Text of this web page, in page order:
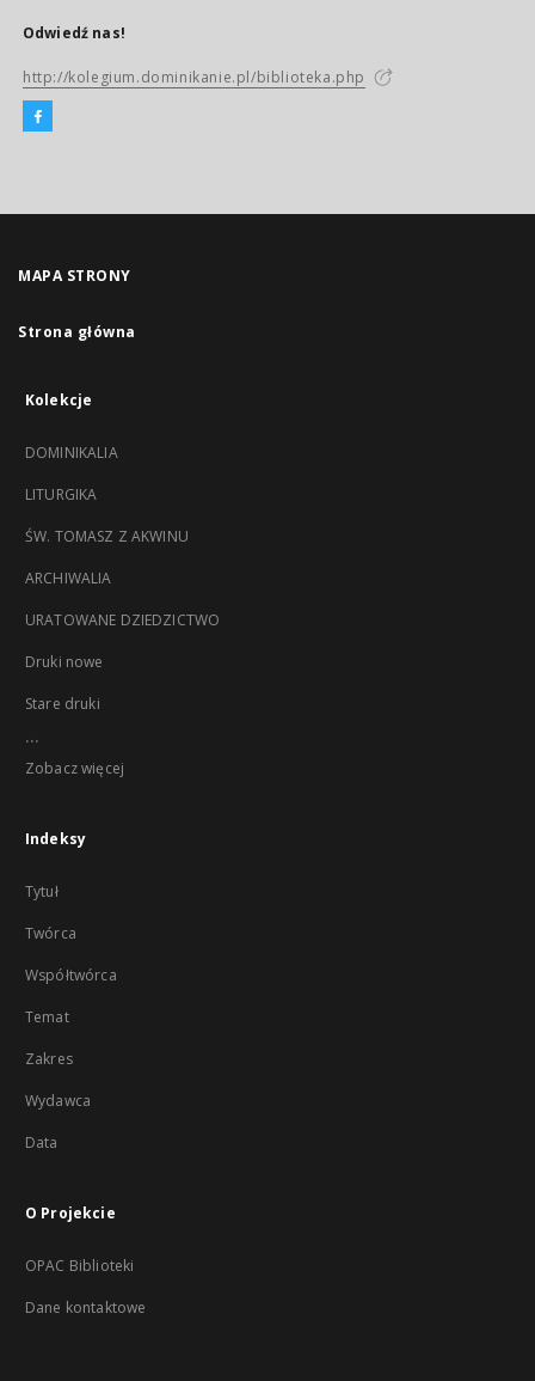
Odwiedź nas!
http://kolegium.dominikanie.pl/biblioteka.php
MAPA STRONY
Strona główna
Kolekcje
DOMINIKALIA
LITURGIKA
ŚW. TOMASZ Z AKWINU
ARCHIWALIA
URATOWANE DZIEDZICTWO
Druki nowe
Stare druki
...
Zobacz więcej
Indeksy
Tytuł
Twórca
Współtwórca
Temat
Zakres
Wydawca
Data
O Projekcie
OPAC Biblioteki
Dane kontaktowe